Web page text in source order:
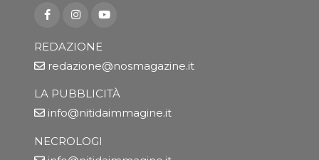
REDAZIONE
redazione@nosmagazine.it
LA PUBBLICITÀ
info@nitidaimmagine.it
NECROLOGI